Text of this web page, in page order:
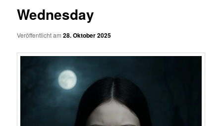
Wednesday
Veröffentlicht am28. Oktober 2025